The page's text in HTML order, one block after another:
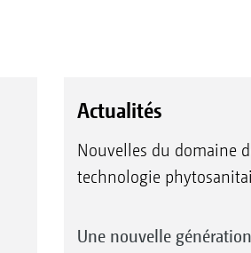
Actualités
Nouvelles du domaine
technologie
Une nouvelle